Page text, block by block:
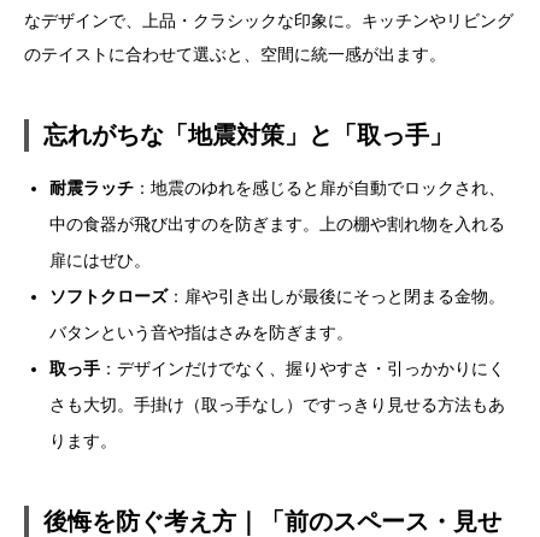
なデザインで、上品・クラシックな印象に。キッチンやリビング
のテイストに合わせて選ぶと、空間に統一感が出ます。
忘れがちな「地震対策」と「取っ手」
耐震ラッチ ：地震のゆれを感じると扉が自動でロックされ、
中の食器が飛び出すのを防ぎます。上の棚や割れ物を入れる
扉にはぜひ。
ソフトクローズ：扉や引き出しが最後にそっと閉まる金物。
バタンという音や指はさみを防ぎます。
取っ手 ：デザインだけでなく、握りやすさ・引っかかりにく
さも大切。手掛け（取っ手なし）ですっきり見せる方法もあ
ります。
後悔を防ぐ考え方｜「前のスペース・見せ